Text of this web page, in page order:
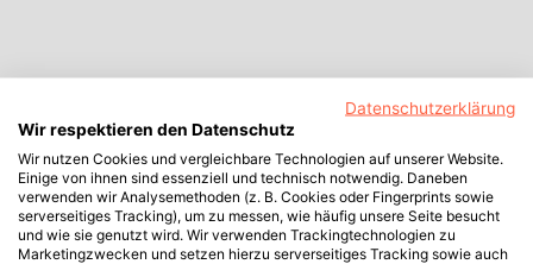
Datenschutzerklärung
Wir respektieren den Datenschutz
Wir nutzen Cookies und vergleichbare Technologien auf unserer Website.
Einige von ihnen sind essenziell und technisch notwendig. Daneben
verwenden wir Analysemethoden (z. B. Cookies oder Fingerprints sowie
serverseitiges Tracking), um zu messen, wie häufig unsere Seite besucht
und wie sie genutzt wird. Wir verwenden Trackingtechnologien zu
Marketingzwecken und setzen hierzu serverseitiges Tracking sowie auch